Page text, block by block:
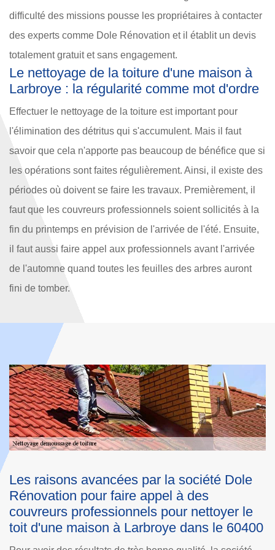
difficulté des missions pousse les propriétaires à contacter
des experts comme Dole Rénovation et il établit un devis
totalement gratuit et sans engagement.
Le nettoyage de la toiture d'une maison à
Larbroye : la régularité comme mot d'ordre
Effectuer le nettoyage de la toiture est important pour
l'élimination des détritus qui s'accumulent. Mais il faut
savoir que cela n'apporte pas beaucoup de bénéfice que si
les opérations sont faites régulièrement. Ainsi, il existe des
périodes où doivent se faire les travaux. Premièrement, il
faut que les couvreurs professionnels soient sollicités à la
fin du printemps en prévision de l'arrivée de l'été. Ensuite,
il faut aussi faire appel aux professionnels avant l'arrivée
de l'automne quand toutes les feuilles des arbres auront
fini de tomber.
Les différents traitements de la société
Dole Rénovation qui sont effectués après
le nettoyage de la toiture dans la ville de
Larbroye